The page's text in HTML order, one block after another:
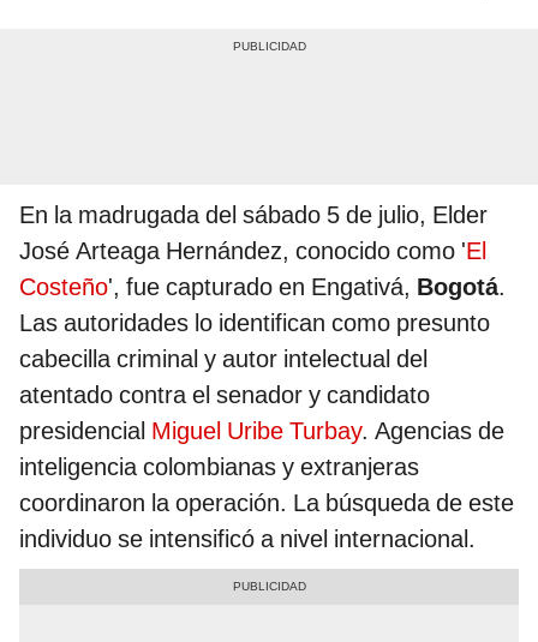
En la madrugada del sábado 5 de julio, Elder
José Arteaga Hernández, conocido como 'El
Costeño', fue capturado en Engativá, Bogotá.
Las autoridades lo identifican como presunto
cabecilla criminal y autor intelectual del
atentado contra el senador y candidato
presidencial Miguel Uribe Turbay. Agencias de
inteligencia colombianas y extranjeras
coordinaron la operación. La búsqueda de este
individuo se intensificó a nivel internacional.